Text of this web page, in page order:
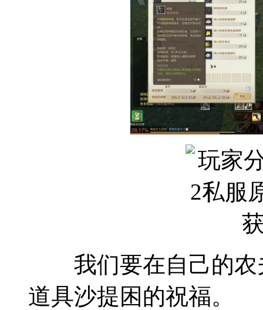
我们要在自己的农
道具沙提困的祝福。